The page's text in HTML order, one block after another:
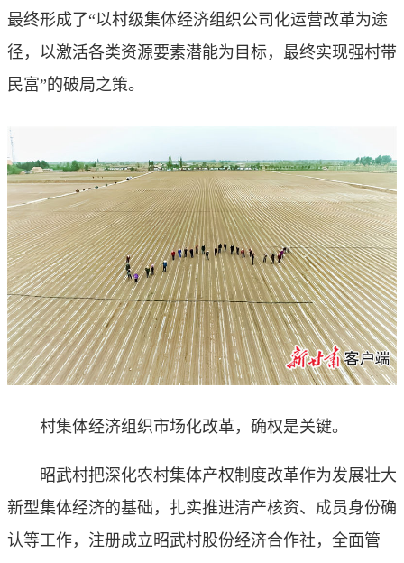
最终形成了“以村级集体经济组织公司化运营改革为途
径，以激活各类资源要素潜能为目标，最终实现强村带
民富”的破局之策。
村集体经济组织市场化改革，确权是关键。
昭武村把深化农村集体产权制度改革作为发展壮大
新型集体经济的基础，扎实推进清产核资、成员身份确
认等工作，注册成立昭武村股份经济合作社，全面管